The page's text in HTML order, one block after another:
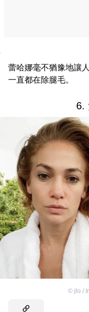
蕾哈娜毫不猶豫地讓
一直都在除腿毛。
6.
© jlo /